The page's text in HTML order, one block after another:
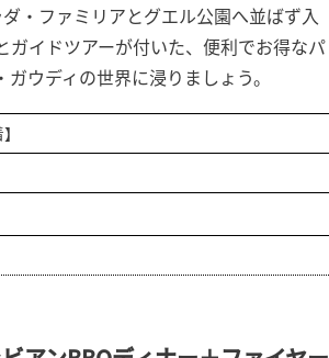
・ファミリアとグエル公園へ並ばず入
イドツアーが付いた、便利でお得なパ
ウディの世界に浸りましょう。